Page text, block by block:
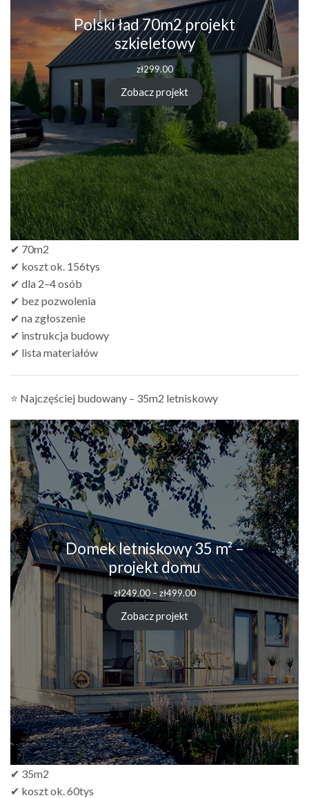
Polski ład 70m2 projekt
szkieletowy
zł299.00
Zobacz projekt
✔ 70m2
✔ koszt ok. 156tys
✔ dla 2–4 osób
✔ bez pozwolenia
✔ na zgłoszenie
✔ instrukcja budowy
✔ lista materiałów
⭐ Najczęściej budowany – 35m2 letniskowy
Domek letniskowy 35 m² –
projekt domu
zł249.00 – zł499.00Zakres
cen:
zł249.00
zł499.00
Zobacz projekt
✔ 35m2
✔ koszt ok. 60tys